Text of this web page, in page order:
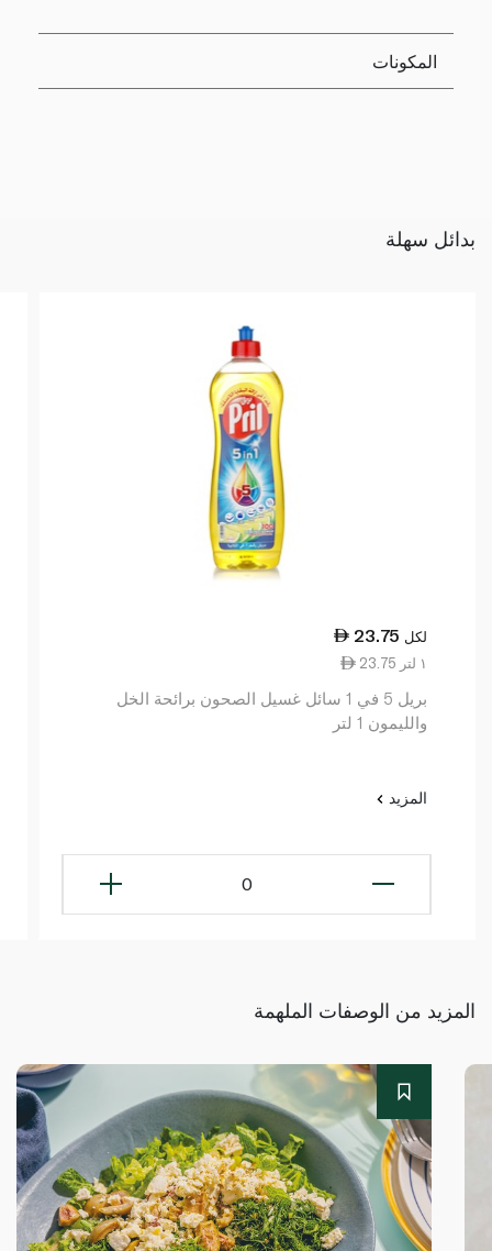
المكونات
بدائل سهلة
23.75 لكل
23.75 ١ لتر
بريل 5 في 1 سائل غسيل الصحون برائحة الخل
والليمون 1 لتر
المزيد
0
المزيد من الوصفات الملهمة